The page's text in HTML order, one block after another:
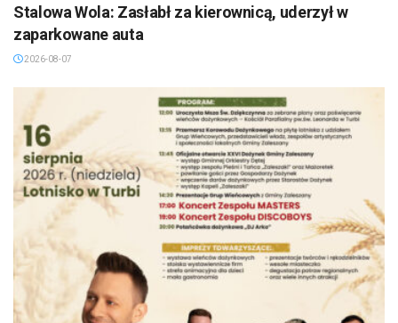
Stalowa Wola: Zasłabł za kierownicą, uderzył w
zaparkowane auta
2026-08-07